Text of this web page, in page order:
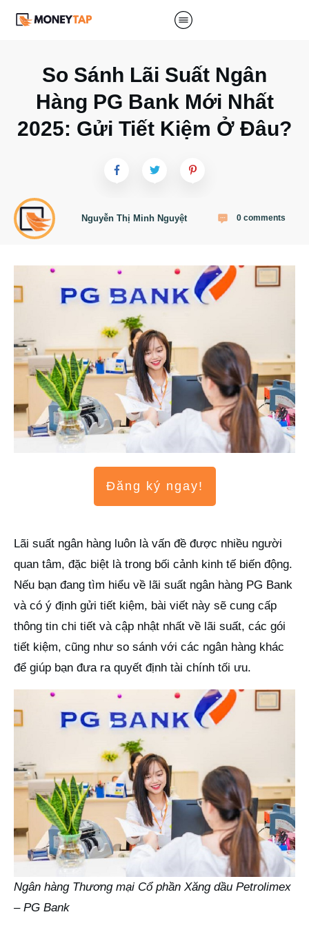
So Sánh Lãi Suất Ngân
Hàng PG Bank Mới Nhất
2025: Gửi Tiết Kiệm Ở Đâu?
Nguyễn Thị Minh Nguyệt 0comments
Đăng ký ngay!
Lãi suất ngân hàng luôn là vấn đề được nhiều người
quan tâm, đặc biệt là trong bối cảnh kinh tế biến động.
Nếu bạn đang tìm hiểu về lãi suất ngân hàng PG Bank
và có ý định gửi tiết kiệm, bài viết này sẽ cung cấp
thông tin chi tiết và cập nhật nhất về lãi suất, các gói
tiết kiệm, cũng như so sánh với các ngân hàng khác
để giúp bạn đưa ra quyết định tài chính tối ưu.
Ngân hàng Thương mại Cổ phần Xăng dầu Petrolimex
– PG Bank